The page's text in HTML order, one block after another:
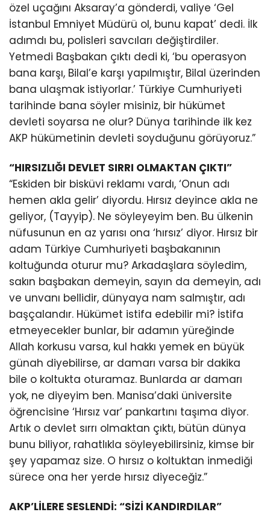
özel uçağını Aksaray’a gönderdi, valiye ‘Gel
İstanbul Emniyet Müdürü ol, bunu kapat’ dedi. İlk
adımdı bu, polisleri savcıları değiştirdiler.
Yetmedi Başbakan çıktı dedi ki, ‘bu operasyon
bana karşı, Bilal’e karşı yapılmıştır, Bilal üzerinden
bana ulaşmak istiyorlar.’ Türkiye Cumhuriyeti
tarihinde bana söyler misiniz, bir hükümet
devleti soyarsa ne olur? Dünya tarihinde ilk kez
AKP hükümetinin devleti soyduğunu görüyoruz.”
“HIRSIZLIĞI DEVLET SIRRI OLMAKTAN ÇIKTI”
“Eskiden bir bisküvi reklamı vardı, ‘Onun adı
hemen akla gelir’ diyordu. Hırsız deyince akla ne
geliyor, (Tayyip). Ne söyleyeyim ben. Bu ülkenin
nüfusunun en az yarısı ona ‘hırsız’ diyor. Hırsız bir
adam Türkiye Cumhuriyeti başbakanının
koltuğunda oturur mu? Arkadaşlara söyledim,
sakın başbakan demeyin, sayın da demeyin, adı
ve unvanı bellidir, dünyaya nam salmıştır, adı
başçalandır. Hükümet istifa edebilir mi? İstifa
etmeyecekler bunlar, bir adamın yüreğinde
Allah korkusu varsa, kul hakkı yemek en büyük
günah diyebilirse, ar damarı varsa bir dakika
bile o koltukta oturamaz. Bunlarda ar damarı
yok, ne diyeyim ben. Manisa’daki üniversite
öğrencisine ‘Hırsız var’ pankartını taşıma diyor.
Artık o devlet sırrı olmaktan çıktı, bütün dünya
bunu biliyor, rahatlıkla söyleyebilirsiniz, kimse bir
şey yapamaz size. O hırsız o koltuktan inmediği
sürece ona her yerde hırsız diyeceğiz.”
AKP’LİLERE SESLENDİ: “SİZİ KANDIRDILAR”